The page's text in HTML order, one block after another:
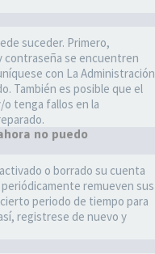
suceder. Primero,
contraseña se encuentren
con La Administración
También es posible que el
tenga fallos en la
no puedo
o borrado su cuenta
remueven sus
periodo de tiempo para
registrese de nuevo y